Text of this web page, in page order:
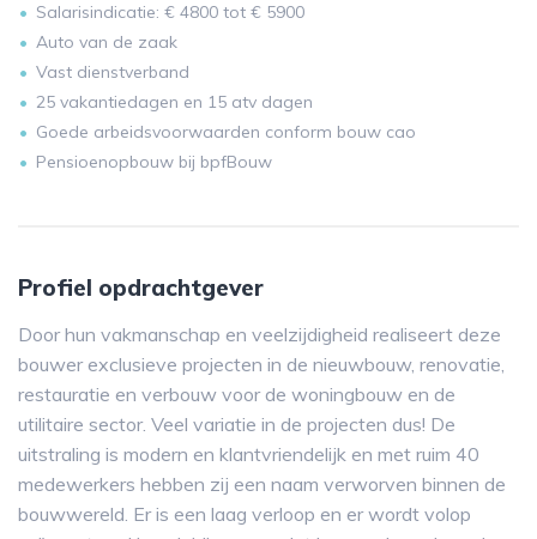
Salarisindicatie: € 4800 tot € 5900
Auto van de zaak
Vast dienstverband
25 vakantiedagen en 15 atv dagen
Goede arbeidsvoorwaarden conform bouw cao
Pensioenopbouw bij bpfBouw
Profiel opdrachtgever
Door hun vakmanschap en veelzijdigheid realiseert deze
bouwer exclusieve projecten in de nieuwbouw, renovatie,
restauratie en verbouw voor de woningbouw en de
utilitaire sector. Veel variatie in de projecten dus! De
uitstraling is modern en klantvriendelijk en met ruim 40
medewerkers hebben zij een naam verworven binnen de
bouwwereld. Er is een laag verloop en er wordt volop